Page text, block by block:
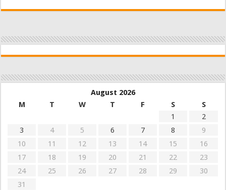
August 2026
M
T W T F S
S
1
2
3
4 5 6 7 8
9
10
11 12 13 14 15
16
17
18 19 20 21 22
23
24
25 26 27 28 29
30
31